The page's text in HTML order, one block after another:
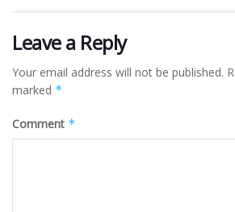
Leave a Reply
Your email address will not be published.
marked *
Comment *